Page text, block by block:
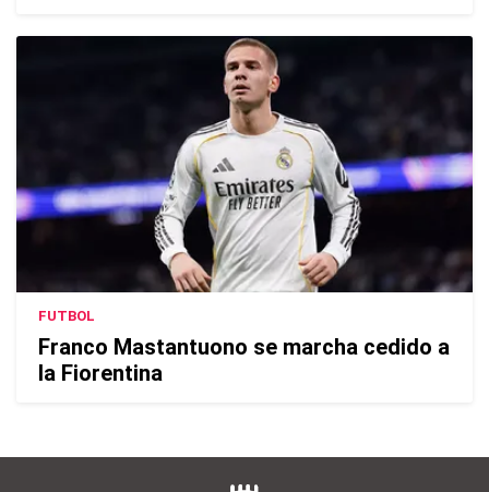
FUTBOL
Franco Mastantuono se marcha cedido a
la Fiorentina